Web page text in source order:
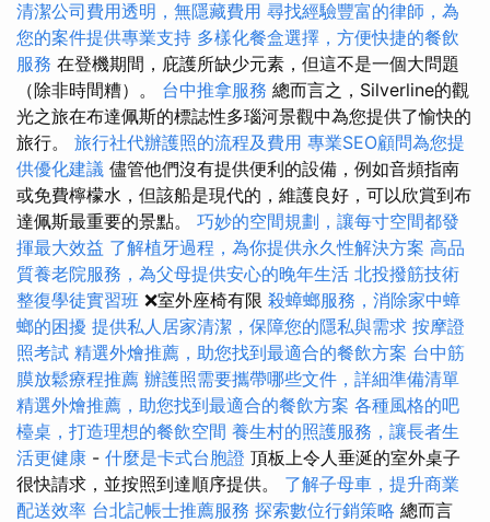
清潔公司費用透明，無隱藏費用 尋找經驗豐富的律師，為
您的案件提供專業支持 多樣化餐盒選擇，方便快捷的餐飲
服務 在登機期間，庇護所缺少元素，但這不是一個大問題
（除非時間糟）。 台中推拿服務 總而言之，Silverline的觀
光之旅在布達佩斯的標誌性多瑙河景觀中為您提供了愉快的
旅行。 旅行社代辦護照的流程及費用 專業SEO顧問為您提
供優化建議 儘管他們沒有提供便利的設備，例如音頻指南
或免費檸檬水，但該船是現代的，維護良好，可以欣賞到布
達佩斯最重要的景點。 巧妙的空間規劃，讓每寸空間都發
揮最大效益 了解植牙過程，為你提供永久性解決方案 高品
質養老院服務，為父母提供安心的晚年生活 北投撥筋技術
整復學徒實習班 ❌室外座椅有限 殺蟑螂服務，消除家中蟑
螂的困擾 提供私人居家清潔，保障您的隱私與需求 按摩證
照考試 精選外燴推薦，助您找到最適合的餐飲方案 台中筋
膜放鬆療程推薦 辦護照需要攜帶哪些文件，詳細準備清單
精選外燴推薦，助您找到最適合的餐飲方案 各種風格的吧
檯桌，打造理想的餐飲空間 養生村的照護服務，讓長者生
活更健康 - 什麼是卡式台胞證 頂板上令人垂涎的室外桌子
很快請求，並按照到達順序提供。 了解子母車，提升商業
配送效率 台北記帳士推薦服務 探索數位行銷策略 總而言